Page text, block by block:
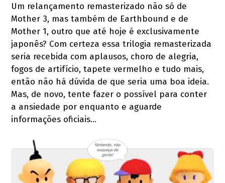
Um relançamento remasterizado não só de
Mother 3, mas também de Earthbound e de
Mother 1, outro que até hoje é exclusivamente
japonês? Com certeza essa trilogia remasterizada
seria recebida com aplausos, choro de alegria,
fogos de artifício, tapete vermelho e tudo mais,
então não há dúvida de que seria uma boa ideia.
Mas, de novo, tente fazer o possível para conter
a ansiedade por enquanto e aguarde
informações oficiais...